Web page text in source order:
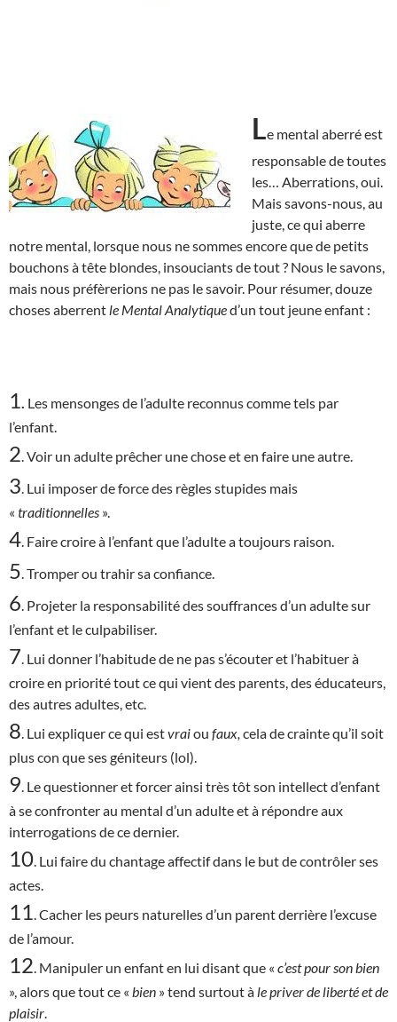
Le mental aberré est
responsable de toutes
les… Aberrations, oui.
Mais savons-nous, au
juste, ce qui aberre
notre mental, lorsque nous ne sommes encore que de petits
bouchons à tête blondes, insouciants de tout ? Nous le savons,
mais nous préfèrerions ne pas le savoir. Pour résumer, douze
choses aberrent le Mental Analytiqued’un tout jeune enfant :
1
Les mensonges de l’adulte reconnus comme tels par
l’enfant.
2 . Voir un adulte prêcher une chose et en faire une autre.
3 . Lui imposer de force des règles stupides mais
« traditionnelles ».
4 . Faire croire à l’enfant que l’adulte a toujours raison.
5 . Tromper ou trahir sa confiance.
6 . Projeter la responsabilité des souffrances d’un adulte sur
l’enfant et le culpabiliser.
7 . Lui donner l’habitude de ne pas s’écouter et l’habituer à
croire en priorité tout ce qui vient des parents, des éducateurs,
des autres adultes, etc.
8 . Lui expliquer ce qui estvraiou faux, cela de crainte qu’il soit
plus con que ses géniteurs (lol).
9 . Le questionner et forcer ainsi très tôt son intellect d’enfant
à se confronter au mental d’un adulte et à répondre aux
interrogations de ce dernier.
10 . Lui faire du chantage affectif dans le but de contrôler ses
actes.
11 . Cacher les peurs naturelles d’un parent derrière l’excuse
de l’amour.
12 . Manipuler un enfant en lui disant que « c’estpour son bien
», alors que tout ce « bien » tend surtout à le priver de liberté et de
plaisir